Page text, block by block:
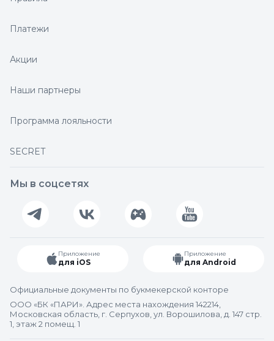
Платежи
Акции
Наши партнеры
Программа лояльности
SECRET
Мы в соцсетях
Приложение
для iOS
Приложение
для Android
Официальные документы по букмекерской конторе
ООО «БК «ПАРИ». Адрес места нахождения 142214,
Московская область, г. Серпухов, ул. Ворошилова, д. 147 стр.
1, этаж 2 помещ. 1